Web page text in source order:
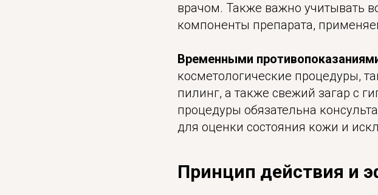
врачом. Также важно учитывать
компоненты препарата,
Временными
косметологические процедуры,
пилинг, а также свежий загар с
процедуры обязательна
для оценки состояния кожи и
Принцип действия и